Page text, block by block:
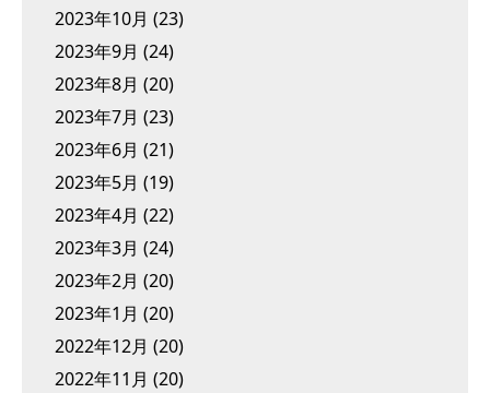
2023年10月 (23)
2023年9月 (24)
2023年8月 (20)
2023年7月 (23)
2023年6月 (21)
2023年5月 (19)
2023年4月 (22)
2023年3月 (24)
2023年2月 (20)
2023年1月 (20)
2022年12月 (20)
2022年11月 (20)